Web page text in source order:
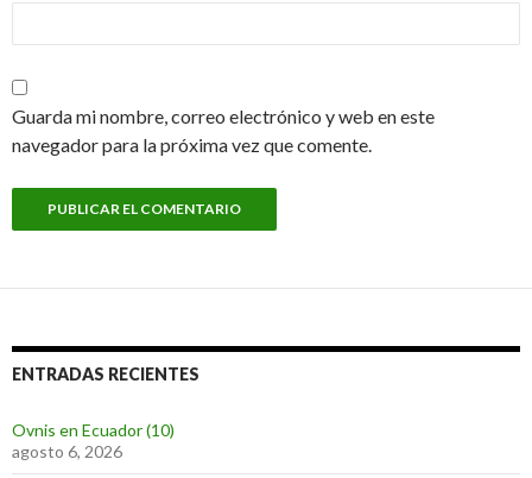
Guarda mi nombre, correo electrónico y web en este
navegador para la próxima vez que comente.
ENTRADAS RECIENTES
Ovnis en Ecuador (10)
agosto 6, 2026